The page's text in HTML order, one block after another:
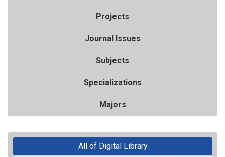
Projects
Journal Issues
Subjects
Specializations
Majors
All of Digital Library